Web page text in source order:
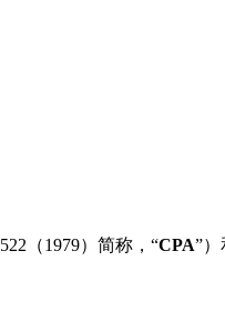
（1979）简称，“CPA”）